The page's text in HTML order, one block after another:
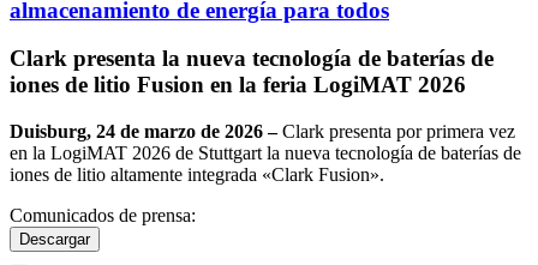
almacenamiento de energía para todos
Clark presenta la nueva tecnología de baterías de
iones de litio Fusion en la feria LogiMAT 2026
Duisburg, 24 de marzo de 2026 –Clark presenta por primera vez
en la LogiMAT 2026 de Stuttgart la nueva tecnología de baterías de
iones de litio altamente integrada «Clark Fusion».
Comunicados de prensa:
Descargar